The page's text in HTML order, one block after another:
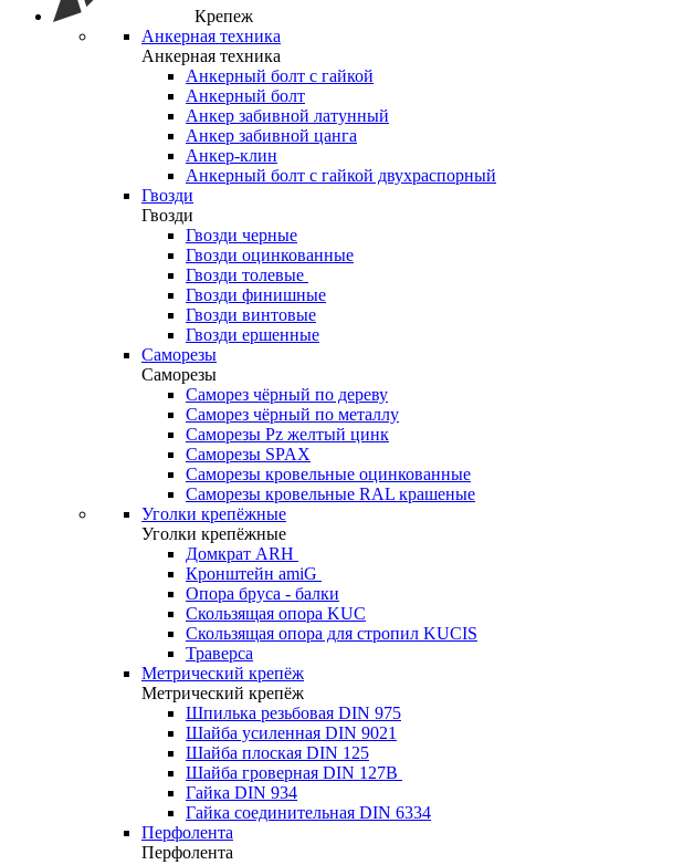
Крепеж
Анкерная техника
Анкерная техника
Анкерный болт с гайкой
Анкерный болт
Анкер забивной латунный
Анкер забивной цанга
Анкер-клин
Анкерный болт с гайкой двухраспорный
Гвозди
Гвозди
Гвозди черные
Гвозди оцинкованные
Гвозди толевые
Гвозди финишные
Гвозди винтовые
Гвозди ершенные
Саморезы
Саморезы
Саморез чёрный по дереву
Саморез чёрный по металлу
Саморезы Pz желтый цинк
Саморезы SPAX
Саморезы кровельные оцинкованные
Саморезы кровельные RAL крашеные
Уголки крепёжные
Уголки крепёжные
Домкрат ARH
Кронштейн amiG
Опора бруса - балки
Скользящая опора KUC
Скользящая опора для стропил KUCIS
Траверса
Метрический крепёж
Метрический крепёж
Шпилька резьбовая DIN 975
Шайба усиленная DIN 9021
Шайба плоская DIN 125
Шайба гроверная DIN 127B
Гайка DIN 934
Гайка соединительная DIN 6334
Перфолента
Перфолента